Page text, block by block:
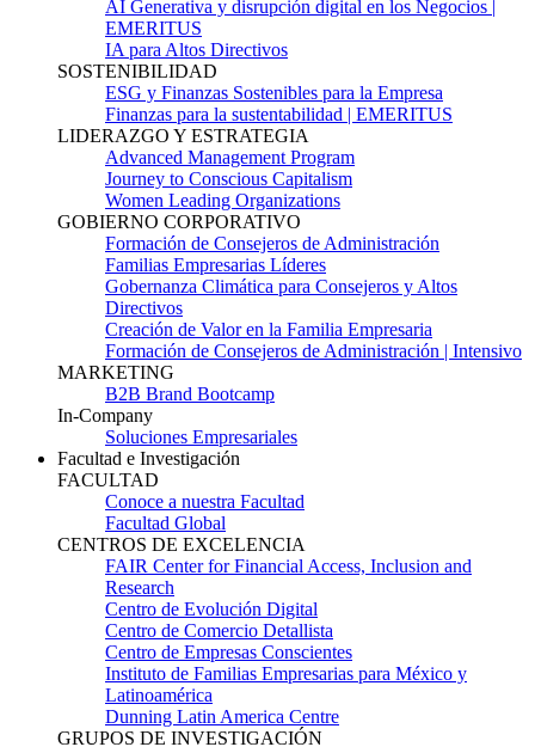
AI Generativa y disrupción digital en los Negocios |
EMERITUS
IA para Altos Directivos
SOSTENIBILIDAD
ESG y Finanzas Sostenibles para la Empresa
Finanzas para la sustentabilidad | EMERITUS
LIDERAZGO Y ESTRATEGIA
Advanced Management Program
Journey to Conscious Capitalism
Women Leading Organizations
GOBIERNO CORPORATIVO
Formación de Consejeros de Administración
Familias Empresarias Líderes
Gobernanza Climática para Consejeros y Altos
Directivos
Creación de Valor en la Familia Empresaria
Formación de Consejeros de Administración | Intensivo
MARKETING
B2B Brand Bootcamp
In-Company
Soluciones Empresariales
Facultad e Investigación
FACULTAD
Conoce a nuestra Facultad
Facultad Global
CENTROS DE EXCELENCIA
FAIR Center for Financial Access, Inclusion and
Research
Centro de Evolución Digital
Centro de Comercio Detallista
Centro de Empresas Conscientes
Instituto de Familias Empresarias para México y
Latinoamérica
Dunning Latin America Centre
GRUPOS DE INVESTIGACIÓN